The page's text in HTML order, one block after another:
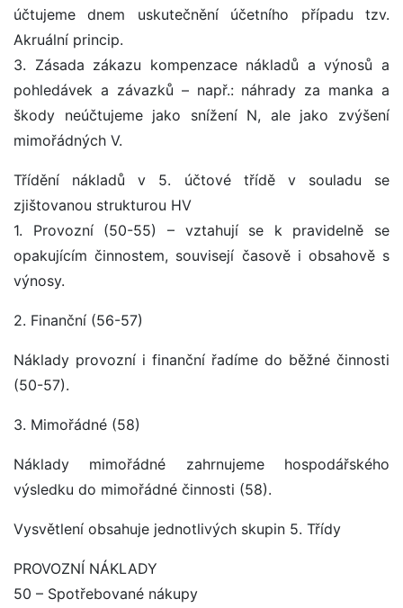
účtujeme dnem uskutečnění účetního případu tzv.
Akruální princip.
3. Zásada zákazu kompenzace nákladů a výnosů a
pohledávek a závazků – např.: náhrady za manka a
škody neúčtujeme jako snížení N, ale jako zvýšení
mimořádných V.
Třídění nákladů v 5. účtové třídě v souladu se
zjištovanou strukturou HV
1. Provozní (50-55) – vztahují se k pravidelně se
opakujícím činnostem, souvisejí časově i obsahově s
výnosy.
2. Finanční (56-57)
Náklady provozní i finanční řadíme do běžné činnosti
(50-57).
3. Mimořádné (58)
Náklady mimořádné zahrnujeme hospodářského
výsledku do mimořádné činnosti (58).
Vysvětlení obsahuje jednotlivých skupin 5. Třídy
PROVOZNÍ NÁKLADY
50 – Spotřebované nákupy